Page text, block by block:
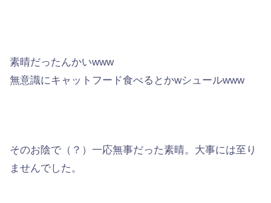
素晴だったんかいwww
無意識にキャットフード食べるとかwシュールwww
そのお陰で（？） 一応無事だった素晴。大事には至り
ませんでした。